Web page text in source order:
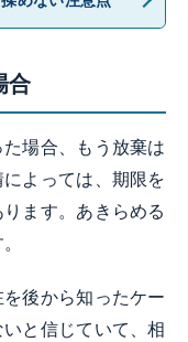
合
場合、もう放棄は
よっては、期限を
ます。あきらめる
後から知ったケー
と信じていて、相